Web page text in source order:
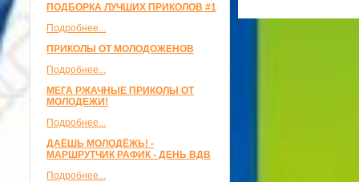
ПОДБОРКА ЛУЧШИХ ПРИКОЛОВ #1
Подробнее...
ПРИКОЛЫ ОТ МОЛОДОЖЕНОВ
Подробнее...
МЕГА РЖАЧНЫЕ ПРИКОЛЫ ОТ
МОЛОДЕЖИ!
Подробнее...
ДАЁШЬ МОЛОДЁЖЬ! -
МАРШРУТЧИК РАФИК - ДЕНЬ ВДВ
Подробнее...